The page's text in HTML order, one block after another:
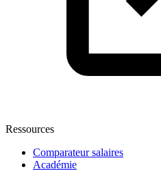
Ressources
Comparateur salaires
Académie